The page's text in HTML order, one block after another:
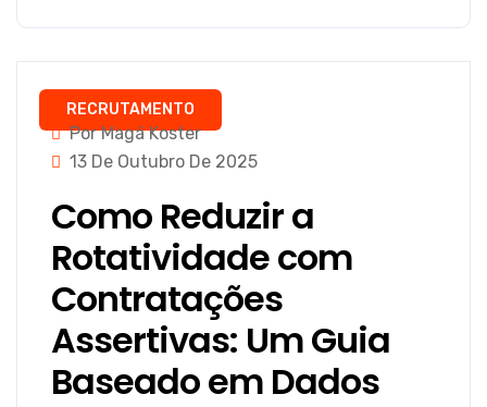
RECRUTAMENTO
Por Magá Koster
13 De Outubro De 2025
Como Reduzir a
Rotatividade com
Contratações
Assertivas: Um Guia
Baseado em Dados